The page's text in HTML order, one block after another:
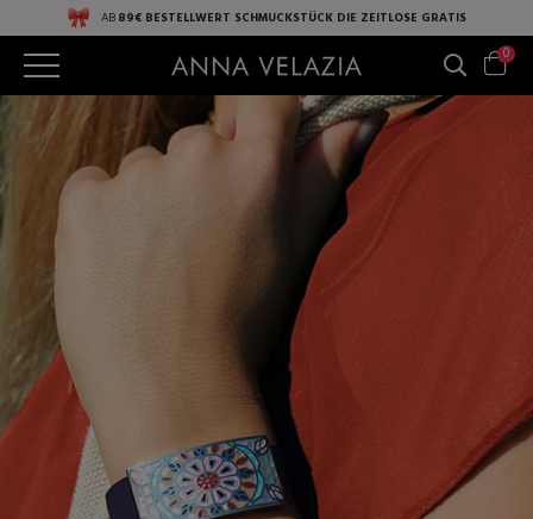
AB89€ BESTELLWERT SCHMUCKSTÜCK DIE ZEITLOSE GRATIS
0